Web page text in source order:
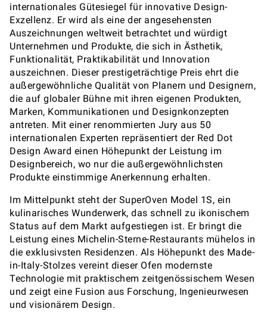
internationales Gütesiegel für innovative Design-
Exzellenz. Er wird als eine der angesehensten
Auszeichnungen weltweit betrachtet und würdigt
Unternehmen und Produkte, die sich in Ästhetik,
Funktionalität, Praktikabilität und Innovation
auszeichnen. Dieser prestigeträchtige Preis ehrt die
außergewöhnliche Qualität von Planern und Designern,
die auf globaler Bühne mit ihren eigenen Produkten,
Marken, Kommunikationen und Designkonzepten
antreten. Mit einer renommierten Jury aus 50
internationalen Experten repräsentiert der Red Dot
Design Award einen Höhepunkt der Leistung im
Designbereich, wo nur die außergewöhnlichsten
Produkte einstimmige Anerkennung erhalten.
Im Mittelpunkt steht der SuperOven Model 1S, ein
kulinarisches Wunderwerk, das schnell zu ikonischem
Status auf dem Markt aufgestiegen ist. Er bringt die
Leistung eines Michelin-Sterne-Restaurants mühelos in
die exklusivsten Residenzen. Als Höhepunkt des Made-
in-Italy-Stolzes vereint dieser Ofen modernste
Technologie mit praktischem zeitgenössischem Wesen
und zeigt eine Fusion aus Forschung, Ingenieurwesen
und visionärem Design.